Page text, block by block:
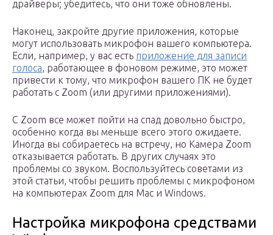
драйверы; убедитесь, что они тоже обновлены.
Наконец, закройте другие приложения, которые
могут использовать микрофон вашего компьютера.
Если, например, у вас есть приложение для записи
голоса, работающее в фоновом режиме, это может
привести к тому, что микрофон вашего ПК не будет
работать с Zoom (или другими приложениями).
С Zoom все может пойти на спад довольно быстро,
особенно когда вы меньше всего этого ожидаете.
Иногда вы собираетесь на встречу, но Камера Zoom
отказывается работать. В других случаях это
проблемы со звуком. Воспользуйтесь советами из
этой статьи, чтобы решить проблемы с микрофоном
на компьютерах Zoom для Mac и Windows.
Настройка микрофона средствами